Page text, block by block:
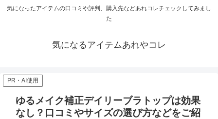
気になったアイテムの口コミや評判、購入先などあれコレチェックしてみまし
た
気になるアイテムあれやコレ
PR・AI使用
ゆるメイク補正デイリーブラトップは効果
なし？口コミやサイズの選び方などをご紹